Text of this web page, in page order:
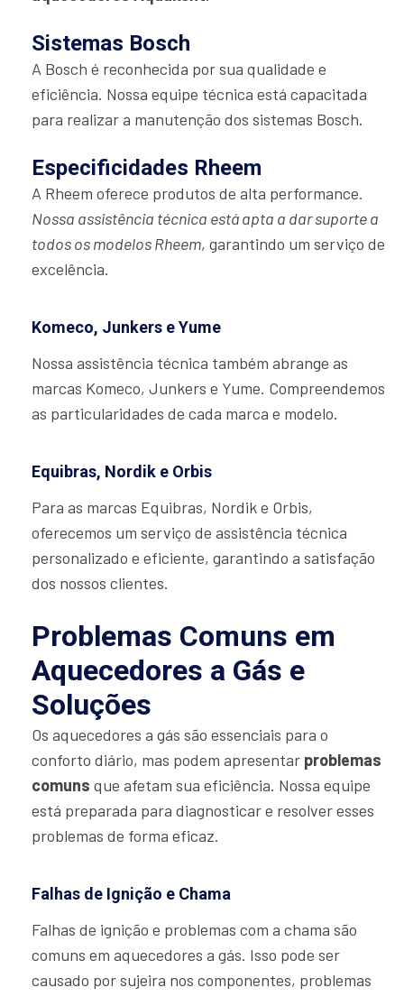
Sistemas Bosch
A Bosch é reconhecida por sua qualidade e
eficiência. Nossa equipe técnica está capacitada
para realizar a manutenção dos sistemas Bosch.
Especificidades Rheem
A Rheem oferece produtos de alta performance.
Nossa assistência técnica está apta a dar suporte a
todos os modelos Rheem, garantindo um serviço de
excelência.
Komeco, Junkers e Yume
Nossa assistência técnica também abrange as
marcas Komeco, Junkers e Yume. Compreendemos
as particularidades de cada marca e modelo.
Equibras, Nordik e Orbis
Para as marcas Equibras, Nordik e Orbis,
oferecemos um serviço de assistência técnica
personalizado e eficiente, garantindo a satisfação
dos nossos clientes.
Problemas Comuns em
Aquecedores a Gás e
Soluções
Os aquecedores a gás são essenciais para o
conforto diário, mas podem apresentar problemas
comuns que afetam sua eficiência. Nossa equipe
está preparada para diagnosticar e resolver esses
problemas de forma eficaz.
Falhas de Ignição e Chama
Falhas de ignição e problemas com a chama são
comuns em aquecedores a gás. Isso pode ser
causado por sujeira nos componentes, problemas